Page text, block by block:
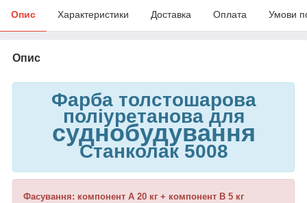
Опис Характеристики Доставка Оплата Умови
Опис
Фарба толстошарова
поліуретанова для
суднобудування
Станколак 5008
Фасування: компонент А 20 кг + компонент В 5 кг